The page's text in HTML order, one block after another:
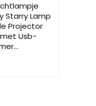
Starry Lamp
Projector
Usb-